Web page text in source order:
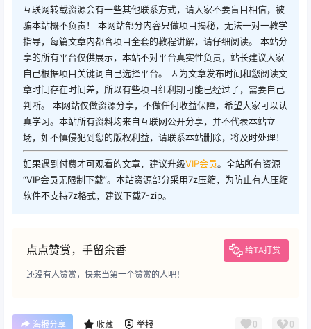
互联网转载资源会有一些其他联系方式，请大家不要盲目相信，被
骗本站概不负责！ 本网站部分内容只做项目揭秘，无法一对一教学
指导，每篇文章内都含项目全套的教程讲解，请仔细阅读。 本站分
享的所有平台仅供展示，本站不对平台真实性负责，站长建议大家
自己根据项目关键词自己选择平台。 因为文章发布时间和您阅读文
章时间存在时间差，所以有些项目红利期可能已经过了，需要自己
判断。 本网站仅做资源分享，不做任何收益保障，希望大家可以认
真学习。本站所有资料均来自互联网公开分享，并不代表本站立
场，如不慎侵犯到您的版权利益，请联系本站删除，将及时处理！
如果遇到付费才可观看的文章，建议升级VIP会员。全站所有资源
“VIP会员无限制下载”。本站资源部分采用7z压缩，为防止有人压缩
软件不支持7z格式，建议下载7-zip。
点点赞赏，手留余香 给TA打赏
还没有人赞赏，快来当第一个赞赏的人吧！
海报分享 收藏 举报 0 0